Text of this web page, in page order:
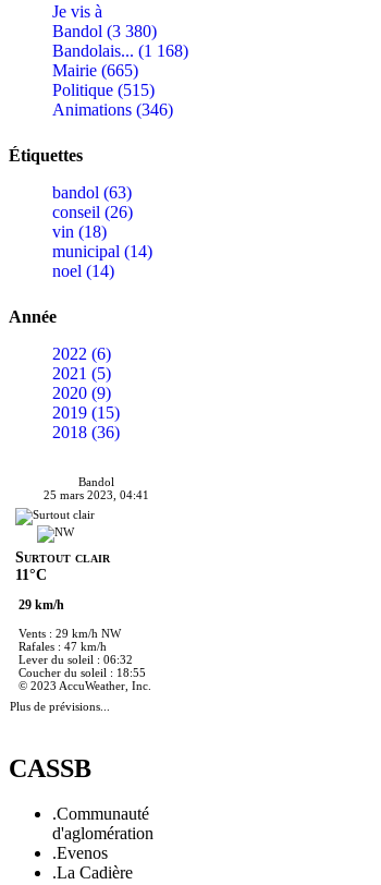
Je vis à
Bandol (3 380)
Bandolais... (1 168)
Mairie (665)
Politique (515)
Animations (346)
Étiquettes
bandol (63)
conseil (26)
vin (18)
municipal (14)
noel (14)
Année
2022 (6)
2021 (5)
2020 (9)
2019 (15)
2018 (36)
Bandol
25 mars 2023, 04:41
Surtout clair
11°C
29 km/h
Vents : 29 km/h NW
Rafales : 47 km/h
Lever du soleil : 06:32
Coucher du soleil : 18:55
© 2023 AccuWeather, Inc.
Plus de prévisions...
CASSB
.Communauté
d'aglomération
.Evenos
.La Cadière